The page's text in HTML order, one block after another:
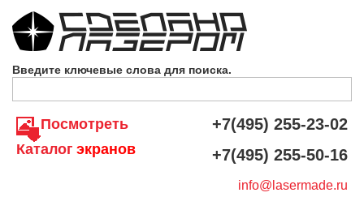
Введите ключевые слова для поиска.
Посмотреть
Каталог экранов
+7(495) 255-23-02
+7(495) 255-50-16
info@lasermade.ru